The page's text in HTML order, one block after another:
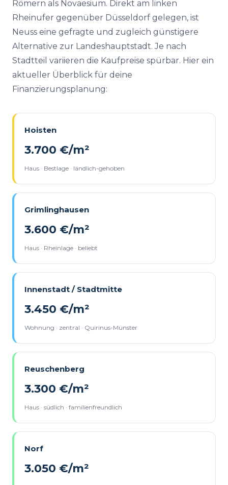
Römern als Novaesium. Direkt am linken
Rheinufer gegenüber Düsseldorf gelegen, ist
Neuss eine gefragte und zugleich günstigere
Alternative zur Landeshauptstadt. Je nach
Stadtteil variieren die Kaufpreise spürbar. Hier ein
aktueller Überblick für deine
Finanzierungsplanung:
Hoisten
3.700 €/m²
Haus · Bestlage · ländlich-gehoben
Grimlinghausen
3.600 €/m²
Haus · Rheinlage · beliebt
Innenstadt / Stadtmitte
3.450 €/m²
Wohnung · zentral · Quirinus-Münster
Reuschenberg
3.300 €/m²
Haus · südlich · familienfreundlich
Norf
3.050 €/m²